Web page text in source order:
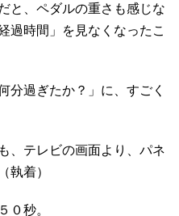
と、ペダルの重さも感じな
過時間」を見なくなったこ
分過ぎたか？」に、すごく
、テレビの画面より、パネ
執着）
０秒。